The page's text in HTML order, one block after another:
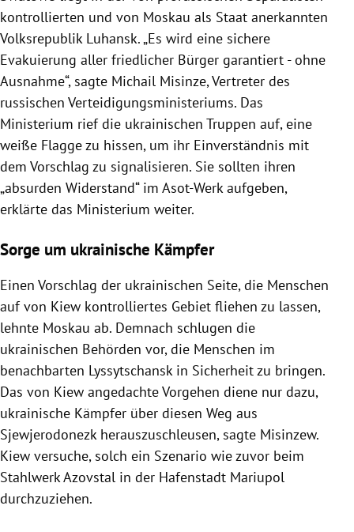
kontrollierten und von Moskau als Staat anerkannten
Volksrepublik Luhansk. „Es wird eine sichere
Evakuierung aller friedlicher Bürger garantiert - ohne
Ausnahme“, sagte Michail Misinze, Vertreter des
russischen Verteidigungsministeriums. Das
Ministerium rief die ukrainischen Truppen auf, eine
weiße Flagge zu hissen, um ihr Einverständnis mit
dem Vorschlag zu signalisieren. Sie sollten ihren
„absurden Widerstand“ im Asot-Werk aufgeben,
erklärte das Ministerium weiter.
Sorge um ukrainische Kämpfer
Einen Vorschlag der ukrainischen Seite, die Menschen
auf von Kiew kontrolliertes Gebiet fliehen zu lassen,
lehnte Moskau ab. Demnach schlugen die
ukrainischen Behörden vor, die Menschen im
benachbarten Lyssytschansk in Sicherheit zu bringen.
Das von Kiew angedachte Vorgehen diene nur dazu,
ukrainische Kämpfer über diesen Weg aus
Sjewjerodonezk herauszuschleusen, sagte Misinzew.
Kiew versuche, solch ein Szenario wie zuvor beim
Stahlwerk Azovstal in der Hafenstadt Mariupol
durchzuziehen.